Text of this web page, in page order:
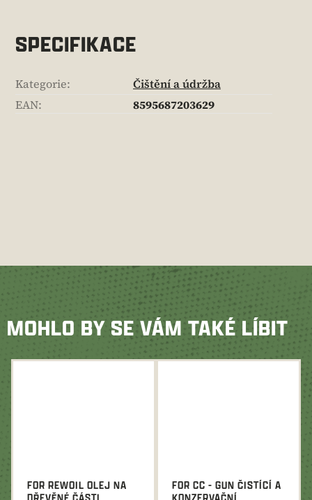
SPECIFIKACE
Kategorie:
Čištění a údržba
EAN: 8595687203629
MOHLO BY SE VÁM TAKÉ LÍBIT
FOR REWOIL OLEJ NA
FOR CC - GUN ČISTÍCÍ A